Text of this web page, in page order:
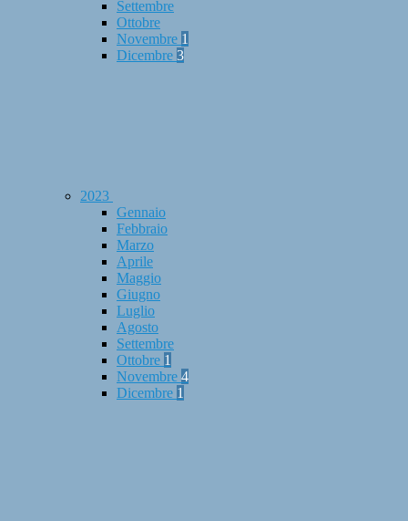
Settembre
Ottobre
Novembre 1
Dicembre 3
2023
Gennaio
Febbraio
Marzo
Aprile
Maggio
Giugno
Luglio
Agosto
Settembre
Ottobre 1
Novembre 4
Dicembre 1